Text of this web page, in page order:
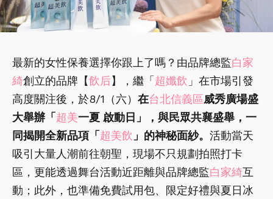
最新的女性保養選擇你跟上了嗎？由品牌總監白家
綺創立的品牌【飲后】，繼「 超孅飲 」在市場引發
高度關注後，於8/1（六） 在台北信義區威秀廣場盛
大舉辦「 超美一夏 啟動日」，與民眾共襄盛舉，一
同揭開全新品項「 超美飲 」的神秘面紗。 活動當天
吸引大量人潮前往朝聖，現場不只規劃拍照打卡
區，更能透過舞台活動近距離與品牌總監白家綺互
動；此外，也準備免費試用包、限定好禮與夏日冰